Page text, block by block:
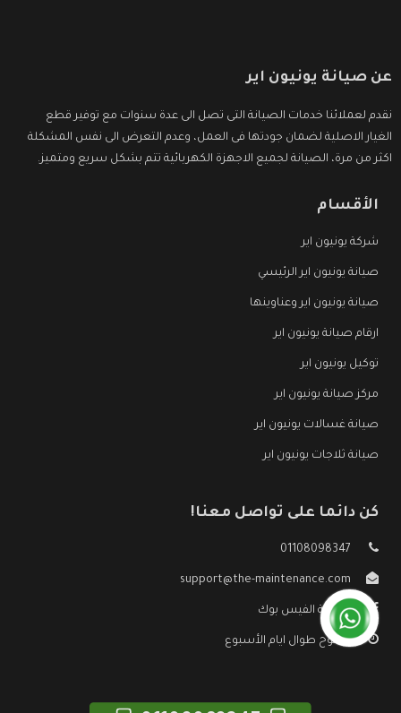
عن صيانة يونيون اير
نقدم لعملائنا خدمات الصيانة التى تصل الى عدة سنوات مع توفير قطع
الغيار الاصلية لضمان جودتها فى العمل، وعدم التعرض الى نفس المشكلة
اكثر من مرة، الصيانة لجميع الاجهزة الكهربائية تتم بشكل سريع ومتميز.
الأقسام
شركة يونيون اير
صيانة يونيون اير الرئيسي
صيانة يونيون اير وعناوينها
ارقام صيانة يونيون اير
توكيل يونيون اير
مركز صيانة يونيون اير
صيانة غسالات يونيون اير
صيانة ثلاجات يونيون اير
كن دائما على تواصل معنا!
01108098347
support@the-maintenance.com
صفحة الفيس بوك
مفتوح طوال ايام الأسبوع